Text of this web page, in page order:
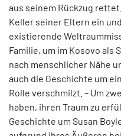
aus seinem Rückzug
Keller seiner Eltern ein
existierende
Familie, um im Kosovo als
nach menschlicher Nähe
auch die Geschichte um
Rolle verschmilzt. – Um
haben, ihren Traum zu
Geschichte um Susan